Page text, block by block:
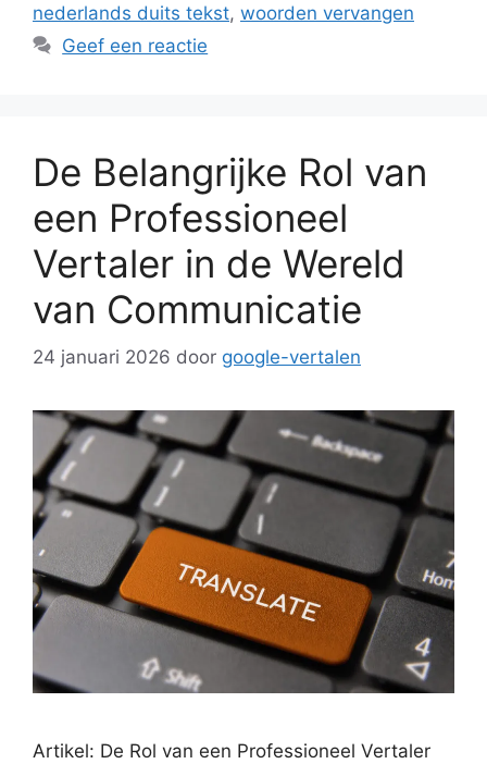
nederlands duits tekst, woorden vervangen
Geef een reactie
De Belangrijke Rol van
een Professioneel
Vertaler in de Wereld
van Communicatie
24 januari 2026 door google-vertalen
Artikel: De Rol van een Professioneel Vertaler